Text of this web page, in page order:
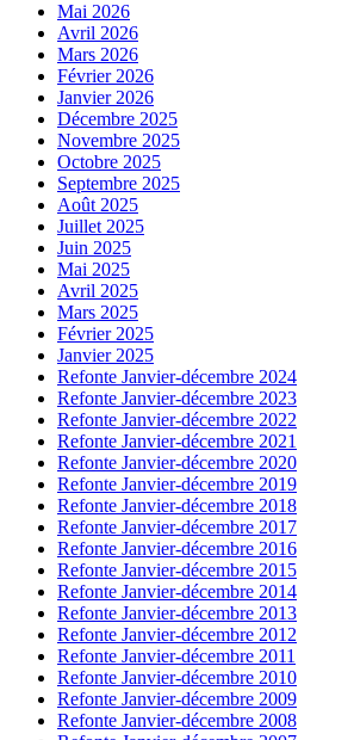
Mai 2026
Avril 2026
Mars 2026
Février 2026
Janvier 2026
Décembre 2025
Novembre 2025
Octobre 2025
Septembre 2025
Août 2025
Juillet 2025
Juin 2025
Mai 2025
Avril 2025
Mars 2025
Février 2025
Janvier 2025
Refonte Janvier-décembre 2024
Refonte Janvier-décembre 2023
Refonte Janvier-décembre 2022
Refonte Janvier-décembre 2021
Refonte Janvier-décembre 2020
Refonte Janvier-décembre 2019
Refonte Janvier-décembre 2018
Refonte Janvier-décembre 2017
Refonte Janvier-décembre 2016
Refonte Janvier-décembre 2015
Refonte Janvier-décembre 2014
Refonte Janvier-décembre 2013
Refonte Janvier-décembre 2012
Refonte Janvier-décembre 2011
Refonte Janvier-décembre 2010
Refonte Janvier-décembre 2009
Refonte Janvier-décembre 2008